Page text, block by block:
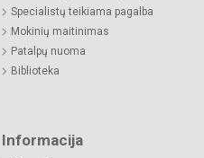
Specialistų teikiama pagalba
Mokinių maitinimas
Patalpų nuoma
Biblioteka
Informacija